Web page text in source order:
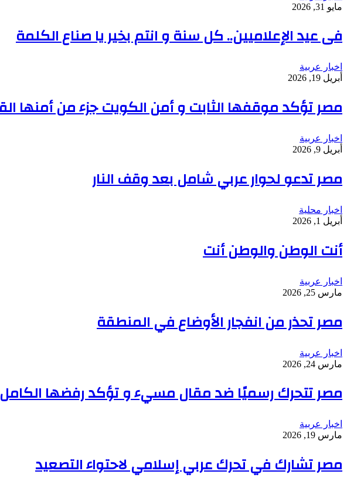
مايو 31, 2026
فى عيد الإعلاميين.. كل سنة و انتم بخير يا صناع الكلمة
اخبار عربية
أبريل 19, 2026
مصر تؤكد موقفها الثابت و أمن الكويت جزء من أمنها
اخبار عربية
أبريل 9, 2026
مصر تدعو لحوار عربي شامل بعد وقف النار
اخبار محلية
أبريل 1, 2026
أنت الوطن والوطن أنت
اخبار عربية
مارس 25, 2026
مصر تحذر من انفجار الأوضاع في المنطقة
اخبار عربية
مارس 24, 2026
مصر تتحرك رسميًا ضد مقال مسيء و تؤكد رفضها
اخبار عربية
مارس 19, 2026
مصر تشارك في تحرك عربي إسلامي لاحتواء التصعيد